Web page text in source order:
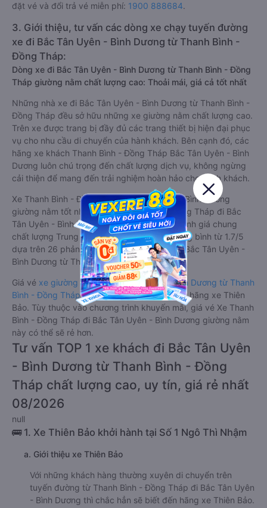
đặt vé và đổi trả vé miễn phí: 1900 888684.
3. Giới thiệu, tư vấn các dòng xe chạy tuyến đường
xe đi Bắc Tân Uyên - Bình Dương từ Thanh Bình -
Đồng Tháp:
Dòng xe đi Bắc Tân Uyên - Bình Dương từ Thanh Bình - Đồng
Tháp giường nằm chất lượng cao: Thoải mái, giá cả tốt nhất
Những nhà xe đi Bắc Tân Uyên - Bình Dương từ Thanh Bình -
Đồng Tháp đều sở hữu những xe giường nằm chất lượng cao.
Trên xe được trang bị đầy đủ các trang thiết bị hiện đại phục
vụ cho nhu cầu di chuyển của hành khách. Bên cạnh đó, các
hãng xe khách Thanh Bình - Đồng Tháp Bắc Tân Uyên - Bình
Dương luôn chú trọng đến chất lượng dịch vụ, không ngừng
cải thiện để mang đến trải nghiệm hoàn hảo cho hành khách.
Xe Thanh Bình - Đồng Tháp Bắc Tân Uyên - Bình Dương
giường nằm tốt nhất: Xe từ Thanh Bình - Đồng Tháp đi Bắc
Tân Uyên - Bình Dương giường nằm được đánh giá chung
chất lượng Trung bình với điểm đánh giá trung bình từ 1.7/5
dựa trên 26 phản hồi của hành khách Xe về Bắc Tân Uyên -
Bình Dương từ Thanh Bình - Đồng Tháp.
Giá vé xe giường nằm đi Bắc Tân Uyên - Bình Dương từ Thanh
Bình - Đồng Tháprẻ nhất là 180000VND của hãng xe Thiên
Bảo. Tùy thuộc vào chương trình khuyến mãi, giá vé Xe Thanh
Bình - Đồng Tháp đi Bắc Tân Uyên - Bình Dương giường nằm
này có thể sẽ rẻ hơn.
Tư vấn TOP 1 xe khách đi Bắc Tân Uyên
- Bình Dương từ Thanh Bình - Đồng
Tháp chất lượng cao, uy tín, giá rẻ nhất
08/2026
null
🚌 1. Xe Thiên Bảo khởi hành tại Số 1 Ngô Thì Nhậm
a. Giới thiệu xe Thiên Bảo
Với những khách hàng thường xuyên di chuyển trên
tuyến đường từ Thanh Bình - Đồng Tháp đi Bắc Tân Uyên
- Bình Dương thì chắc hẳn sẽ biết đến hãng xe Thiên Bảo.